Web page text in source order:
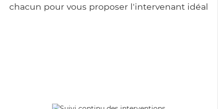
chacun pour vous proposer l'intervenant idéal